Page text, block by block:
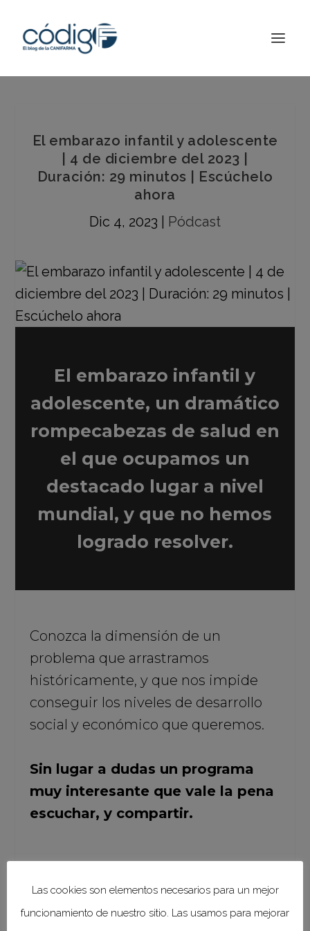
El embarazo infantil y adolescente
| 4 de diciembre del 2023 |
Duración: 29 minutos | Escúchelo
ahora
Dic 4, 2023
Pódcast
El embarazo infantil y
adolescente, un dramático
rompecabezas de salud en
el que ocupamos un
destacado lugar a nivel
mundial, y que no hemos
logrado resolver.
Conozca la dimensión de un
problema que arrastramos
históricamente, y que nos impide
conseguir los niveles de desarrollo
social y económico que queremos.
Sin lugar a dudas un programa
muy interesante que vale la pena
escuchar, y compartir.
El embarazo infantil y
adolescente | 4 de diciembre
Las cookies son elementos necesarios para un mejor
funcionamiento de nuestro sitio. Las usamos para mejorar